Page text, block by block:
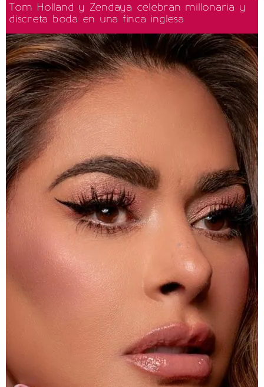
Tom Holland y Zendaya celebran millonaria y
discreta boda en una finca inglesa